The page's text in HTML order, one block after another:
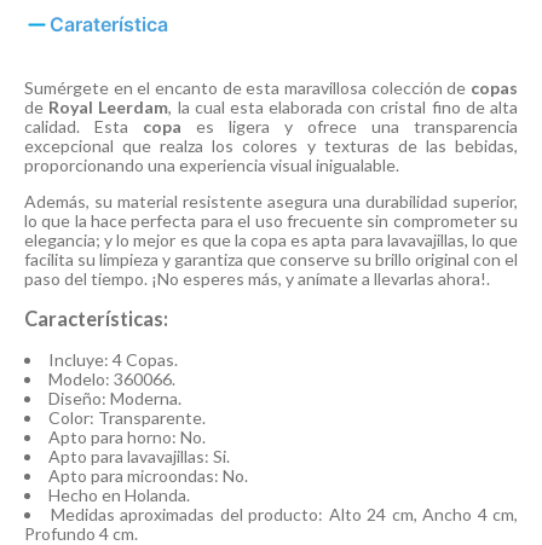
Caraterística
Sumérgete en el encanto de esta maravillosa colección de copas
de Royal Leerdam, la cual esta elaborada con cristal fino de alta
calidad. Esta copa es ligera y ofrece una transparencia
excepcional que realza los colores y texturas de las bebidas,
proporcionando una experiencia visual inigualable.
Además, su material resistente asegura una durabilidad superior,
lo que la hace perfecta para el uso frecuente sin comprometer su
elegancia; y lo mejor es que la copa es apta para lavavajillas, lo que
facilita su limpieza y garantiza que conserve su brillo original con el
paso del tiempo. ¡No esperes más, y anímate a llevarlas ahora!.
Características:
Incluye: 4 Copas.
Modelo: 360066.
Diseño: Moderna.
Color: Transparente.
Apto para horno: No.
Apto para lavavajillas: Si.
Apto para microondas: No.
Hecho en Holanda.
Medidas aproximadas del producto: Alto 24 cm, Ancho 4 cm,
Profundo 4 cm.